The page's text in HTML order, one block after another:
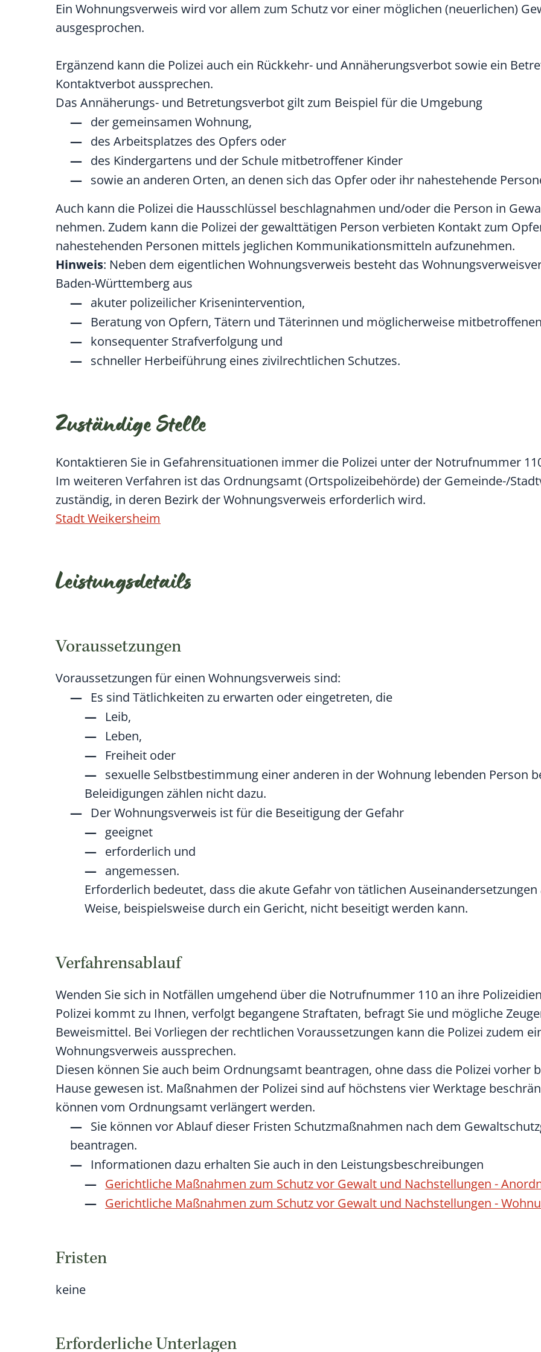
Ein Wohnungsverweis wird vor allem zum Schutz vor einer möglichen (neuerlichen)
ausgesprochen.
Ergänzend kann die Polizei auch ein Rückkehr- und Annäherungsverbot sowie ein
Kontaktverbot aussprechen.
Das Annäherungs- und Betretungsverbot gilt zum Beispiel für die Umgebung
der gemeinsamen Wohnung,
des Arbeitsplatzes des Opfers oder
des Kindergartens und der Schule mitbetroffener Kinder
sowie an anderen Orten, an denen sich das Opfer oder ihr nahestehende
Auch kann die Polizei die Hausschlüssel beschlagnahmen und/oder die Person in
nehmen. Zudem kann die Polizei der gewalttätigen Person verbieten Kontakt zum
nahestehenden Personen mittels jeglichen Kommunikationsmitteln aufzunehmen.
Hinweis: Neben dem eigentlichen Wohnungsverweis besteht das
Baden-Württemberg aus
akuter polizeilicher Krisenintervention,
Beratung von Opfern, Tätern und Täterinnen und möglicherweise
konsequenter Strafverfolgung und
schneller Herbeiführung eines zivilrechtlichen Schutzes.
Zuständige Stelle
Kontaktieren Sie in Gefahrensituationen immer die Polizei unter der Notrufnummer
Im weiteren Verfahren ist das Ordnungsamt (Ortspolizeibehörde) der Gemeinde-/
zuständig, in deren Bezirk der Wohnungsverweis erforderlich wird.
Stadt Weikersheim
Leistungsdetails
Voraussetzungen
Voraussetzungen für einen Wohnungsverweis sind:
Es sind Tätlichkeiten zu erwarten oder eingetreten, die
Leib,
Leben,
Freiheit oder
sexuelle Selbstbestimmung einer anderen in der Wohnung lebenden Person
Beleidigungen zählen nicht dazu.
Der Wohnungsverweis ist für die Beseitigung der Gefahr
geeignet
erforderlich und
angemessen.
Erforderlich bedeutet, dass die akute Gefahr von tätlichen
Weise, beispielsweise durch ein Gericht, nicht beseitigt werden kann.
Verfahrensablauf
Wenden Sie sich in Notfällen umgehend über die Notrufnummer 110 an ihre
Polizei kommt zu Ihnen, verfolgt begangene Straftaten, befragt Sie und mögliche
Beweismittel. Bei Vorliegen der rechtlichen Voraussetzungen kann die Polizei zudem
Wohnungsverweis aussprechen.
Diesen können Sie auch beim Ordnungsamt beantragen, ohne dass die Polizei vorher
Hause gewesen ist. Maßnahmen der Polizei sind auf höchstens vier Werktage
können vom Ordnungsamt verlängert werden.
Sie können vor Ablauf dieser Fristen Schutzmaßnahmen nach dem
beantragen.
Informationen dazu erhalten Sie auch in den Leistungsbeschreibungen
Gerichtliche Maßnahmen zum Schutz vor Gewalt und Nachstellungen -
Gerichtliche Maßnahmen zum Schutz vor Gewalt und Nachstellungen -
Fristen
keine
Erforderliche Unterlagen